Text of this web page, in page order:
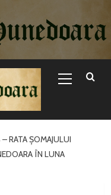
Menu
RATA ŞOMAJULUI
ÎN LUNA